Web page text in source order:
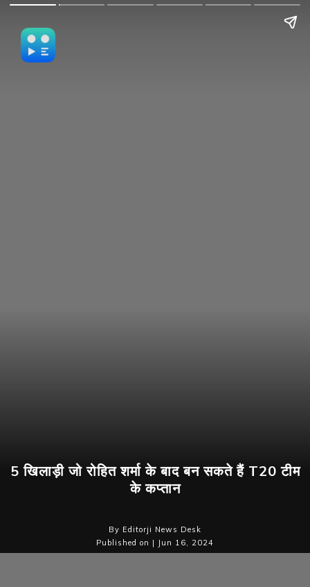
5 खिलाड़ी जो रोहित शर्मा के बाद बन सकते हैं T20 टीम
के कप्तान
By Editorji News Desk
Published on | Jun 16, 2024